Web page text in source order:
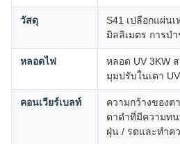
วัสดุ
S41 เปลือกแผ่น
มิลลิเมตร การบํ
หลอดไฟ
หลอด UV 3KW
มุมปรับในเตา UV
คอนเวียร์เบลท์
ความกว้างของต
ตาดําที่มีความท
ฝุ่น / รดและทําค